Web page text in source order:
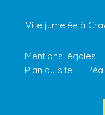
Ville jumelée à
Mentions légales
Plan du site